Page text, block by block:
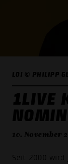
LOI © PHILIPP
1LIVE
10. November
Seit 2000 wird